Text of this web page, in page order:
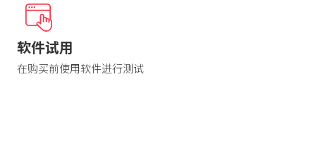
软件试用
在购买前使用软件进行测试